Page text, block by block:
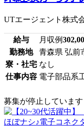
UTエージェント株式
給与 月収例
勤務地
青森県 弘前
寮・社宅 なし
仕事内容 電子部品系
募集が停止しています